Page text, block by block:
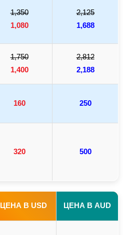
1,350
1,080
2,125
1,688
1,750
1,400
2,812
2,188
160 250
320 500
ЦЕНА В USD ЦЕНА В AUD